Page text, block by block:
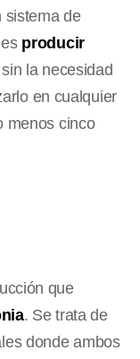
sistema de
producir
la necesidad
en cualquier
menos cinco
que
. Se trata de
donde ambos